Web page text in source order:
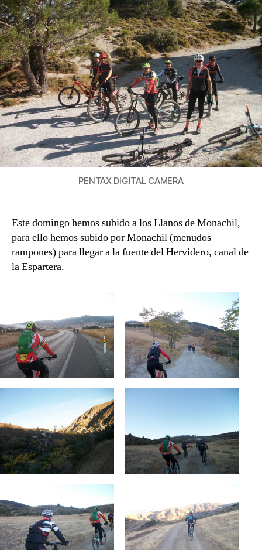
PENTAX DIGITAL CAMERA
Este domingo hemos subido a los Llanos de Monachil,
para ello hemos subido por Monachil (menudos
rampones) para llegar a la fuente del Hervidero, canal de
la Espartera.